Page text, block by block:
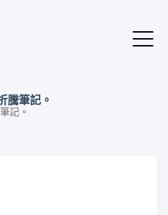
騰筆記。
記。